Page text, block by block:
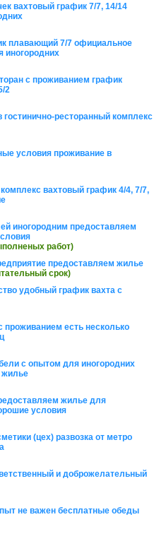
вахтовый график 7/7, 14/14
плавающий 7/7 официальное
с проживанием график
2
ресторанный комплекс
условия проживание в
вахтовый график 4/4, 7/7,
иногородним предоставляем
работ)
предоставляем жилье
срок)
удобный график вахта с
проживанием есть несколько
с опытом для иногородних
жилье
жилье для
условия
(цех) развозка от метро
и доброжелательный
не важен бесплатные обеды